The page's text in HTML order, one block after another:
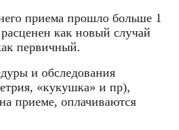
приема прошло больше 1
как новый случай
первичный.
и обследования
«кукушка» и пр),
приеме, оплачиваются